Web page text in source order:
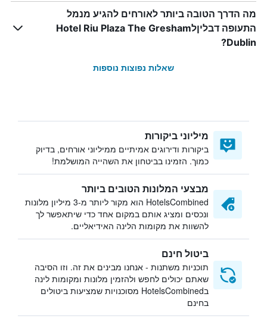
מה הדרך הטובה ביותר לאורחים להגיע מנמל
התעופה דבליןלHotel Riu Plaza The Gresham
Dublin?
שאלות נפוצות נוספות
מיליוני ביקורות
ביקורות ודירוגים אמיתיים ממיליוני אורחים, בדיוק
כמוך. הזמינו בביטחון את השהייה המושלמת!
מבצעי המלונות הטובים ביותר
HotelsCombined הוא מקור ליותר מ-3 מיליון מלונות
ונכסים ומציג אותם במקום אחד כדי שיתאפשר לך
להשוות את מקומות הלינה האידיאליים.
ביטול חינם
תוכניות משתנות - אנחנו מבינים את זה. וזו הסיבה
שאתם יכולים לחפש ולהזמין מלונות ומקומות לינה
בHotelsCombined מסוכנויות שמציעות ביטולים
בחינם